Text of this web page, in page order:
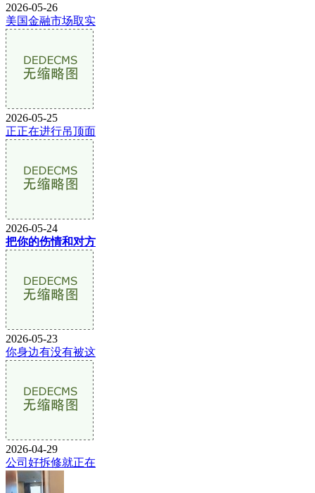
2026-05-26
美国金融市场取实
2026-05-25
正正在进行吊顶面
2026-05-24
把你的伤情和对方
2026-05-23
你身边有没有被这
2026-04-29
公司好拆修就正在